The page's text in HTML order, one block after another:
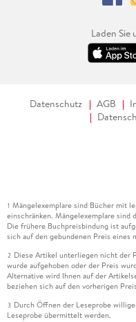
Laden Sie
Datenschutz AGB
1 Mängelexemplare sind Bücher mit
einschränken. Mängelexemplare sind
Die frühere Buchpreisbindung ist
sich auf den gebundenen Preis eines
2 Diese Artikel unterliegen nicht der
wurde aufgehoben oder der Preis
Alternative wird Ihnen auf der
beziehen sich auf den vorherigen
3 Durch Öffnen der Leseprobe
Leseprobe übermittelt werden.